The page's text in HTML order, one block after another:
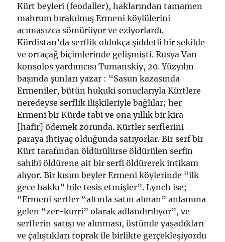
Kürt beyleri (feodaller), haklarından tamamen
mahrum bırakılmış Ermeni köylülerini
acımasızca sömürüyor ve eziyorlardı.
Kürdistan’da serflik oldukça şiddetli bir şekilde
ve ortaçağ biçimlerinde gelişmişti. Rusya Van
konsolos yardımcısı Tumanskiy, 20. Yüzyılın
başında şunları yazar : “Sasun kazasında
Ermeniler, bütün hukuki sonuclarıyla Kürtlere
neredeyse serflik ilişkileriyle bağlılar; her
Ermeni bir Kürde tabi ve ona yıllık bir kira
[hafir] ödemek zorunda. Kürtler serflerini
paraya ihtiyaç olduğunda satıyorlar. Bir serf bir
Kürt tarafından öldürülürse öldürülen serfin
sahibi öldürene ait bir serfi öldürerek intikam
alıyor. Bir kısım beyler Ermeni köylerinde “ilk
gece hakkı” bile tesis etmişler”. Lynch ise;
“Ermeni serfler “altınla satın alınan” anlamına
gelen “zer-kurri” olarak adlandırılıyor”, ve
serflerin satışı ve alınması, üstünde yaşadıkları
ve çalıştıkları toprak ile birlikte gerçekleşiyordu